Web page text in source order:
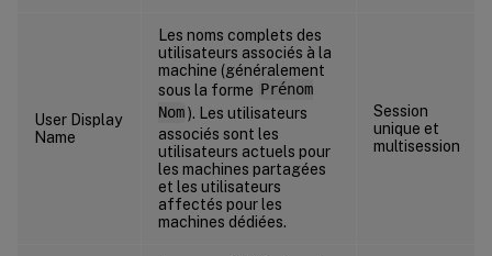
User Display
Name
Les noms complets des
utilisateurs associés à la
machine (généralement
sous la forme Prénom
Nom). Les utilisateurs
associés sont les
utilisateurs actuels pour
les machines partagées
et les utilisateurs
affectés pour les
machines dédiées.
Session
unique et
multisession